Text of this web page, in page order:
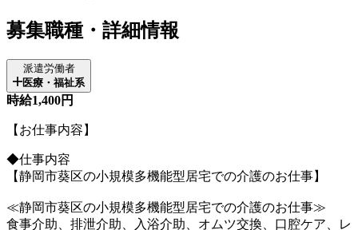
募集職種・詳細情報
派遣労働者
医療・福祉系
時給1,400円
【お仕事内容】
◆仕事内容
【静岡市葵区の小規模多機能型居宅での介護のお仕事】
≪静岡市葵区の小規模多機能型居宅での介護のお仕事≫
食事介助、排泄介助、入浴介助、オムツ交換、口腔ケア、レ